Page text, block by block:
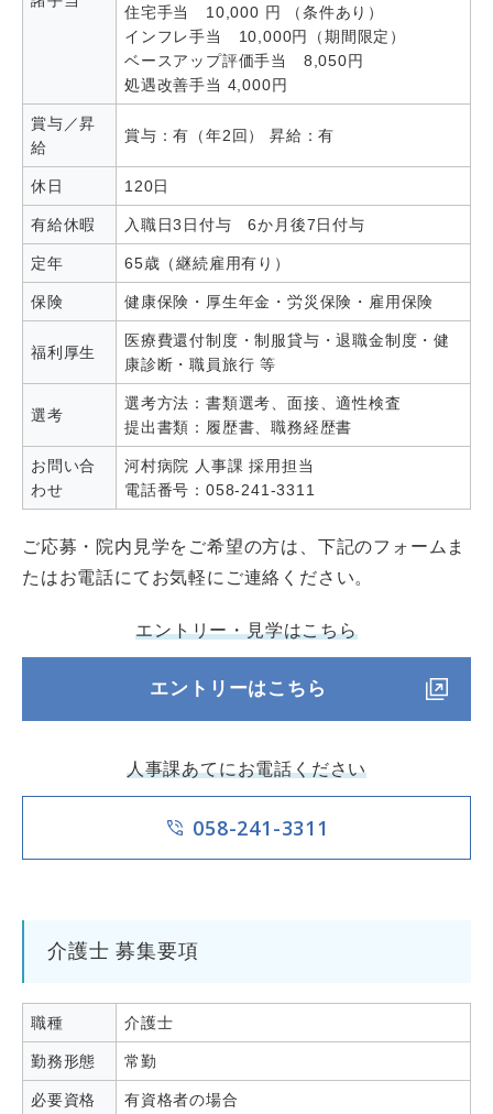
住宅手当 10,000 円 （条件あり）
インフレ手当 10,000円（期間限定）
ベースアップ評価手当 8,050円
処遇改善手当 4,000円
賞与／昇
給
賞与：有（年2回） 昇給：有
休日 120日
有給休暇 入職日3日付与 6か月後7日付与
定年 65歳（継続雇用有り）
保険 健康保険・厚生年金・労災保険・雇用保険
福利厚生
医療費還付制度・制服貸与・退職金制度・健
康診断・職員旅行 等
選考
選考方法：書類選考、面接、適性検査
提出書類：履歴書、職務経歴書
お問い合
わせ
河村病院 人事課 採用担当
電話番号：058-241-3311
ご応募・院内見学をご希望の方は、下記のフォームま
たはお電話にてお気軽にご連絡ください。
エントリー・見学はこちら
エントリーはこちら
人事課あてにお電話ください
058-241-3311
介護士 募集要項
職種 介護士
勤務形態 常勤
必要資格
有資格者の場合